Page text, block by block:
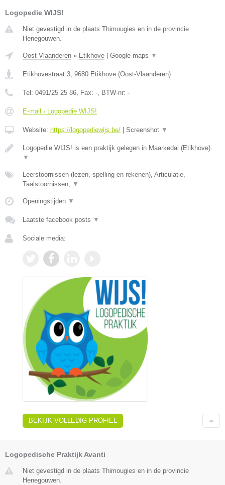
Logopedie WIJS!
Niet gevestigd in de plaats Thimougies en in de provincie
Henegouwen.
Oost-Vlaanderen » Etikhove Google maps ▼
Etikhovestraat 3, 9680 Etikhove (Oost-Vlaanderen)
Tel: 0491/25 25 86, Fax: -, BTW-nr: -
E-mail › Logopedie WIJS!
Website: https://logopediewijs.be/ Screenshot ▼
Logopedie WIJS! is een praktijk gelegen in Maarkedal (Etikhove).
▼
Leerstoornissen (lezen, spelling en rekenen), Articulatie,
Taalstoornissen, ▼
Openingstijden ▼
Laatste facebook posts ▼
Sociale media:
BEKIJK VOLLEDIG PROFIEL
Logopedische Praktijk Avanti
Niet gevestigd in de plaats Thimougies en in de provincie
Henegouwen.